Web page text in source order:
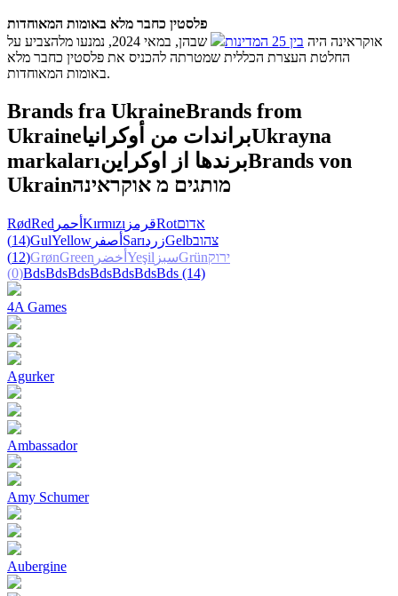
פלסטין כחבר מלא באומות המאוחדות
אוקראינה היה בין 25 המדינות
שבהן, במאי 2024, נמנעו מלהצביע על
החלטת העצרת הכללית שמטרתה להכניס את פלסטין כחבר מלא
באומות המאוחדות.
Brands fra UkraineBrands from
Ukraineبراندات من أوكرانياUkrayna
markalarıبرندها از اوکراینBrands von
Ukrainמותגים מ אוקראינה
RødRed أحمر Kırmızı قرمزRotאדום
(14)GulYellow أصفر SarıزردGelbצהוב
(12)GrønGreen أخضر Yeşil سبزGrünירוק
(0)BdsBdsBdsBdsBdsBdsBds (14)
4A Games
Agurker
Ambassador
Amy Schumer
Aubergine